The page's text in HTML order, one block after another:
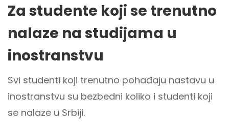
Za studente koji se trenutno
nalaze na studijama u
inostranstvu
Svi studenti koji trenutno pohađaju nastavu u
inostranstvu su bezbedni koliko i studenti koji
se nalaze u Srbiji.